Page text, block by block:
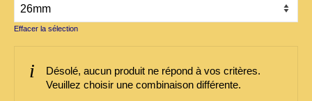
Effacer la sélection
Désolé, aucun produit ne répond à vos critères.
Veuillez choisir une combinaison différente.